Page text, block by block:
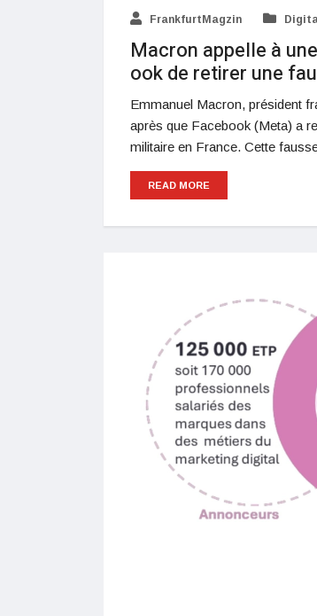
FrankfurtMagzin
Macron appelle à
ook de retirer une
Emmanuel Macron, président
après que Facebook (Meta) a
militaire en France. Cette
READ MORE